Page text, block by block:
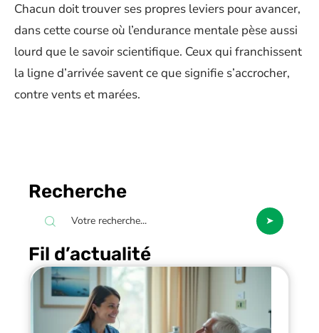
Chacun doit trouver ses propres leviers pour avancer,
dans cette course où l’endurance mentale pèse aussi
lourd que le savoir scientifique. Ceux qui franchissent
la ligne d’arrivée savent ce que signifie s’accrocher,
contre vents et marées.
Recherche
Fil d’actualité